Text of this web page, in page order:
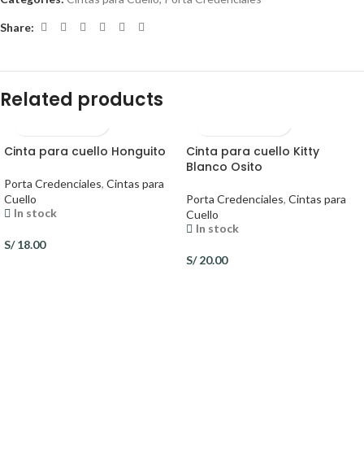
Share:
Related products
Cinta para cuello Honguito
Porta Credenciales, Cintas para
Cuello
In stock
S/18.00
Cinta para cuello Kitty
Blanco Osito
Porta Credenciales, Cintas para
Cuello
In stock
S/20.00